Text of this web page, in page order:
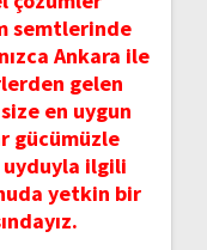
semtlerinde
Ankara ile
gelen
en uygun
gücümüzle
uyduyla ilgili
yetkin bir